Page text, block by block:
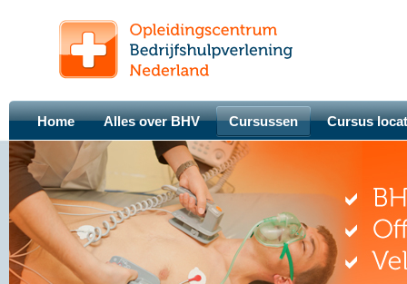
Home Alles over BHV Cursussen Cursus